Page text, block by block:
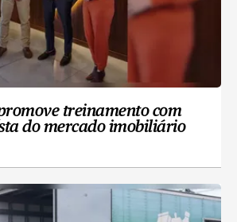
treinamento com
do mercado imobiliário